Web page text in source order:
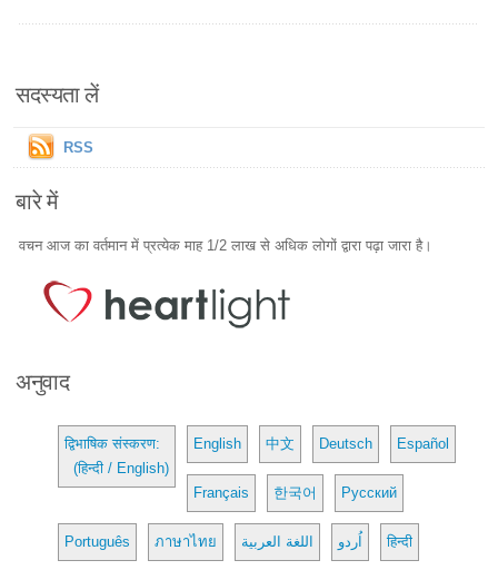
सदस्यता लें
RSS
बारे में
वचन आज का वर्तमान में प्रत्येक माह 1/2 लाख से अधिक लोगों द्वारा पढ़ा जारा है।
अनुवाद
द्विभाषिक संस्करण:
(हिन्दी / English)
English 中文 Deutsch Español
Français 한국어 Русский
Português ภาษาไทย اللغة العربية اُردو हिन्दी